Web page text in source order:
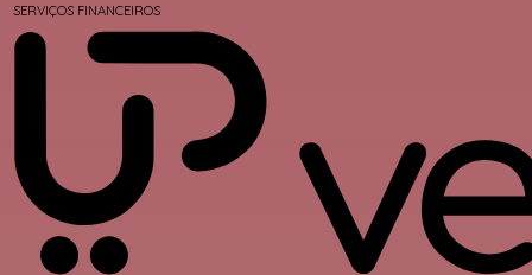
SERVIÇOS FINANCEIROS